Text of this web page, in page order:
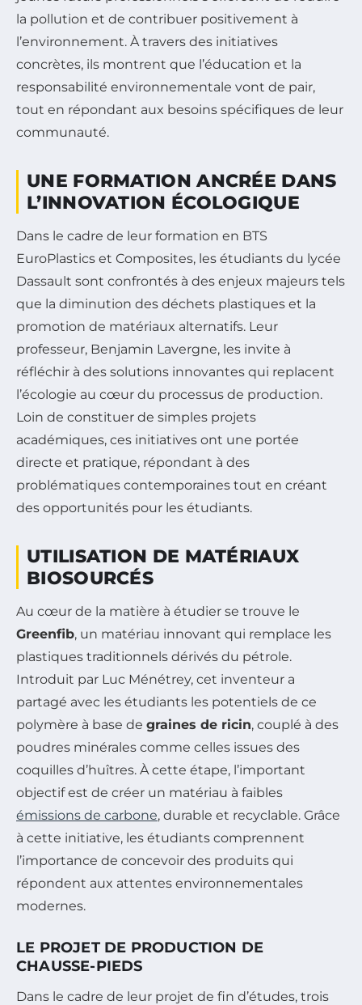
la pollution et de contribuer positivement à
l’environnement. À travers des initiatives
concrètes, ils montrent que l’éducation et la
responsabilité environnementale vont de pair,
tout en répondant aux besoins spécifiques de leur
communauté.
UNE FORMATION ANCRÉE DANS
L’INNOVATION ÉCOLOGIQUE
Dans le cadre de leur formation en BTS
EuroPlastics et Composites, les étudiants du lycée
Dassault sont confrontés à des enjeux majeurs tels
que la diminution des déchets plastiques et la
promotion de matériaux alternatifs. Leur
professeur, Benjamin Lavergne, les invite à
réfléchir à des solutions innovantes qui replacent
l’écologie au cœur du processus de production.
Loin de constituer de simples projets
académiques, ces initiatives ont une portée
directe et pratique, répondant à des
problématiques contemporaines tout en créant
des opportunités pour les étudiants.
UTILISATION DE MATÉRIAUX
BIOSOURCÉS
Au cœur de la matière à étudier se trouve le
Greenfib, un matériau innovant qui remplace les
plastiques traditionnels dérivés du pétrole.
Introduit par Luc Ménétrey, cet inventeur a
partagé avec les étudiants les potentiels de ce
polymère à base de graines de ricin, couplé à des
poudres minérales comme celles issues des
coquilles d’huîtres. À cette étape, l’important
objectif est de créer un matériau à faibles
émissions de carbone, durable et recyclable. Grâce
à cette initiative, les étudiants comprennent
l’importance de concevoir des produits qui
répondent aux attentes environnementales
modernes.
LE PROJET DE PRODUCTION DE
CHAUSSE-PIEDS
Dans le cadre de leur projet de fin d’études, trois